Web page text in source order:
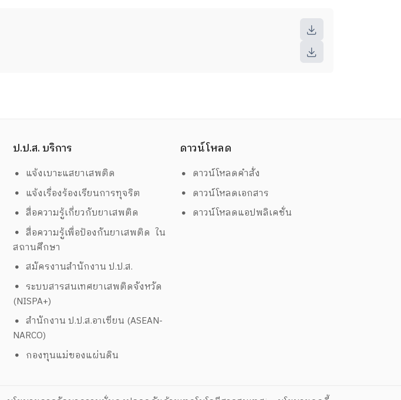
ป.ป.ส. บริการ
แจ้งเบาะแสยาเสพติด
แจ้งเรื่องร้องเรียนการทุจริต
สื่อความรู้เกี่ยวกับยาเสพติด
สื่อความรู้เพื่อป้องกันยาเสพติด ใน
สถานศึกษา
สมัครงานสำนักงาน ป.ป.ส.
ระบบสารสนเทศยาเสพติดจังหวัด
(NISPA+)
สำนักงาน ป.ป.ส.อาเซียน (ASEAN-
NARCO)
กองทุนแม่ของแผ่นดิน
ดาวน์โหลด
ดาวน์โหลดคำสั่ง
ดาวน์โหลดเอกสาร
ดาวน์โหลดแอปพลิเคชั่น